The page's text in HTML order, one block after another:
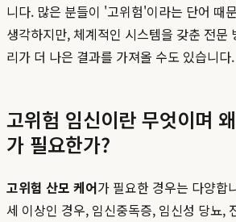
니다. 많은 분들이 '고위험'이라는 단어 때
생각하지만, 체계적인 시스템을 갖춘 전문
리가 더 나은 결과를 가져올 수도 있습니다.
고위험 임신이란 무엇이며
가 필요한가?
고위험 산모 케어가 필요한 경우는 다양합
세 이상인 경우, 임신중독증, 임신성 당뇨,